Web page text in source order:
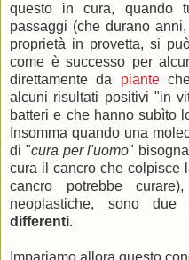
questo in cura, quando
passaggi (che durano
proprietà in provetta, si
come è successo per
direttamente da pianteche
alcuni risultati positivi "in
batteri e che hanno subìto
Insomma quando una
di "cura per l'uomo"
cura il cancro che colpisce
cancro potrebbe
neoplastiche, sono due
differenti.
Impariamo allora questo